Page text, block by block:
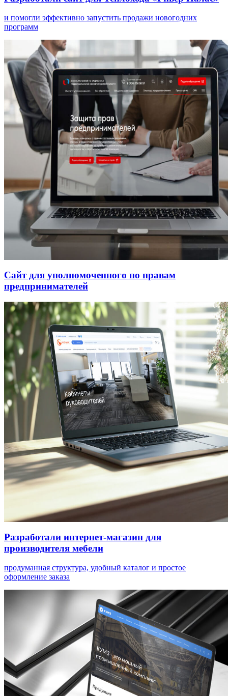
и помогли эффективно запустить продажи новогодних
программ
Сайт для уполномоченного по правам
предпринимателей
Разработали интернет-магазин для
производителя мебели
продуманная структура, удобный каталог и простое
оформление заказа